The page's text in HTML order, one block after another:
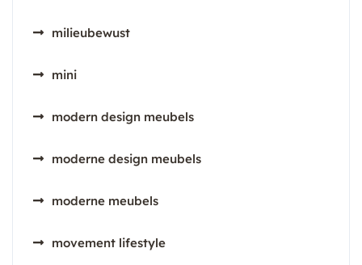
milieubewust
mini
modern design meubels
moderne design meubels
moderne meubels
movement lifestyle